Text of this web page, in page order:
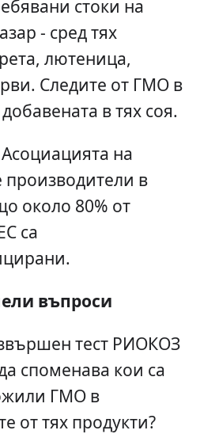
стоки на
- сред тях
лютеница,
Следите от ГМО в
в тях соя.
на
производители в
около 80% от
са
въпроси
тест РИОКОЗ
споменава кои са
ГМО в
от тях продукти?